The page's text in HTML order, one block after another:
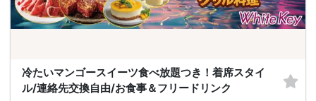
冷たいマンゴースイーツ食べ放題つき！着席スタイ
ル/連絡先交換自由/お食事＆フリードリンク